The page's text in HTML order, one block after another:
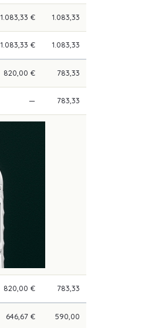
1.083,33 € 1.083,33
1.083,33 € 1.083,33
820,00 € 783,33
— 783,33
820,00 € 783,33
646,67 € 590,00